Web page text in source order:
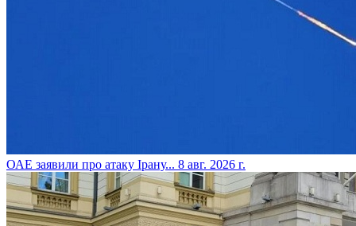
​ОАЕ заявили про атаку Ірану... 8 авг. 2026 г.